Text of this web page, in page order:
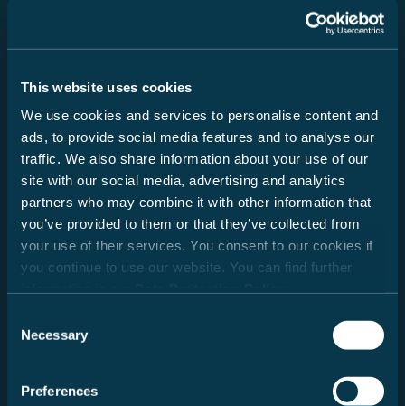
This website uses cookies
We use cookies and services to personalise content and
ads, to provide social media features and to analyse our
traffic. We also share information about your use of our
site with our social media, advertising and analytics
partners who may combine it with other information that
you’ve provided to them or that they’ve collected from
your use of their services. You consent to our cookies if
you continue to use our website. You can find further
Selection
Necessary
Preferences
Innovation
Clevere Lösungen, praktische Weiterentwicklungen und